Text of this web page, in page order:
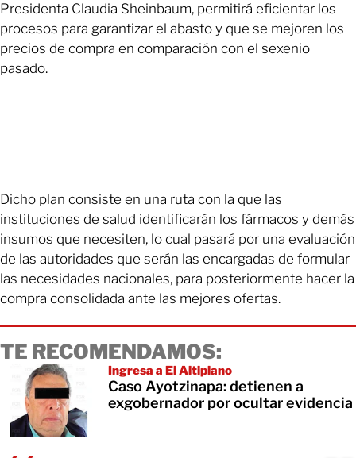
Presidenta Claudia Sheinbaum, permitirá eficientar los
procesos para garantizar el abasto y que se mejoren los
precios de compra en comparación con el sexenio
pasado.
Dicho plan consiste en una ruta con la que las
instituciones de salud identificarán los fármacos y demás
insumos que necesiten, lo cual pasará por una evaluación
de las autoridades que serán las encargadas de formular
las necesidades nacionales, para posteriormente hacer la
compra consolidada ante las mejores ofertas.
TE RECOMENDAMOS:
Ingresa a El Altiplano
Caso Ayotzinapa: detienen a
exgobernador por ocultar evidencia